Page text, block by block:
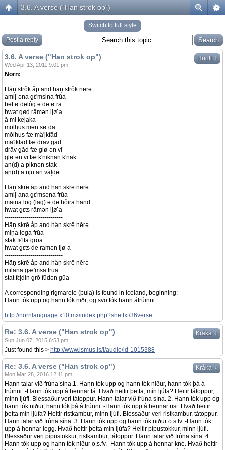
3.6. A verse ("Han strok op")
Switch to full style
Post a reply
Hnolt ↓
3.6. A verse ("Han strok op")
Wed Apr 13, 2011 9:01 pm
Norn:
Häņ strỏk åp and häņ strỏk nērə
amiļ˙əna gε'msina frūa
bət ø˙dəlỏg ə də ø˙ra
hwat gød rāmən ljø˙a
ā mi keļaka
mōlhus mən sø˙da
mōlhus fæ mä'ļkfād
mä'ļkfād fæ drāv gād
drāv gād fæ glø˙ən vī
glø˙ən vī fæ k'niknan k'nak
an(d) a piknən stak
an(d) ā njū an väļdət.
-----------------------------
Häņ skrē åp and häņ skrē nērə
amiļ˙ana gε'msəna frūa
maina log (läg) ə də hỏira hand
hwat gεts rāmən ljø˙a
-----------------------------
Häņ skrē åp and häņ skrē nērə
miņa loga frūa
stak fε'ļta grōa
hwat gεts de ramən ljø˙a
-----------------------------
Häņ skrē åp and häņ skrē nērə
miļana gæ'msa frūa
stat fεļdin grō fūdən gūa
A corresponding rigmarole (þula) is found in Iceland, beginning:
Hann tók upp og hann tók niðr, og svo tók hann áfrúinni.
http://nornlanguage.x10.mx/index.php?shettxt/36verse
Kråka ↓
Re: 3.6. A verse ("Han strok op")
Sun Jun 07, 2015 6:53 pm
Just found this > http://www.ismus.is/i/audio/id-1015388
Kråka ↓
Re: 3.6. A verse ("Han strok op")
Mon Mar 28, 2016 12:11 pm
Hann talar við frúna sína.1. Hann tók upp og hann tók niður, hann tók þá á
frúinni. -Hann tók upp á hennar tá. Hvað heitir þetta, mín ljúfa? Heitir tátoppur,
minn ljúfi. Blessaður veri tátoppur. Hann talar við frúna sína. 2. Hann tók upp og
hann tók niður, hann tók þá á frúnni. -Hann tók upp á hennar rist. Hvað heitir
þetta mín ljúfa? Heitir ristkambur, minn ljúfi. Blessaður veri ristkambur, tátoppur.
Hann talar við frúna sína. 3. Hann tók upp og hann tók niður o.s.fv. -Hann tók
upp á hennar legg. Hvað heitir þetta mín ljúfa? Heitir pípustokkur, minn ljúfi.
Blessaður veri pípustokkur, ristkambur, tátoppur. Hann talar við frúna sína. 4.
Hann tók upp og hann tók niður o.s.fv. -Hann tók upp á hennar kné. Hvað heitir